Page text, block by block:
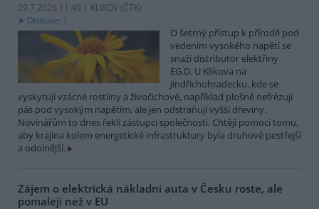
29.7.2026 11:49 | KLIKOV (ČTK)
Diskuse: 1
O šetrný přístup k přírodě pod
vedením vysokého napětí se
snaží distributor elektřiny
EG.D. U Klikova na
Jindřichohradecku, kde se
vyskytují vzácné rostliny a živočichové, například plošně nefrézují
pás pod vysokým napětím, ale jen odstraňují vyšší dřeviny.
Novinářům to dnes řekli zástupci společnosti. Chtějí pomoci tomu,
aby krajina kolem energetické infrastruktury byla druhově pestřejší
a odolnější.
Zájem o elektrická nákladní auta v Česku roste, ale
pomaleji než v EU